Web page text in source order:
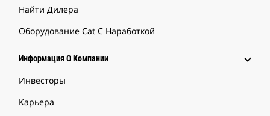
Найти Дилера
Оборудование Cat С Наработкой
Информация О Компании
Инвесторы
Карьера